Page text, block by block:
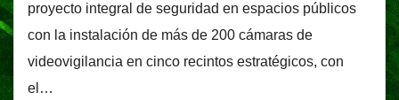
proyecto integral de seguridad en espacios públicos
con la instalación de más de 200 cámaras de
videovigilancia en cinco recintos estratégicos, con
el…